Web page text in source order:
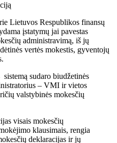
Lietuvos Respublikos finansų
įstatymų jai pavestas
administravimą, iš jų
vertės mokestis, gyventojų
sudaro biudžetinės
– VMI ir vietos
valstybinės mokesčių
visais mokesčių
klausimais, rengia
deklaracijas ir jų